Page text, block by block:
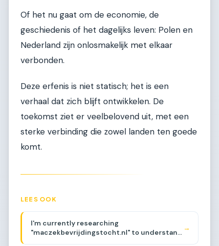
Of het nu gaat om de economie, de
geschiedenis of het dagelijks leven: Polen en
Nederland zijn onlosmakelijk met elkaar
verbonden.
Deze erfenis is niet statisch; het is een
verhaal dat zich blijft ontwikkelen. De
toekomst ziet er veelbelovend uit, met een
sterke verbinding die zowel landen ten goede
komt.
LEES OOK
I'm currently researching
"maczekbevrijdingstocht.nl" to understand
→